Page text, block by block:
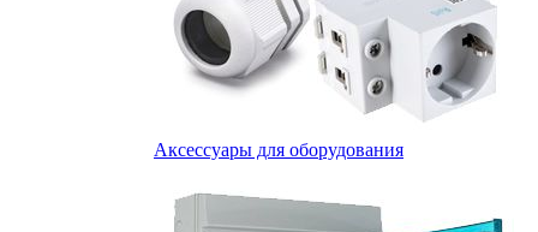
Аксессуары для оборудования